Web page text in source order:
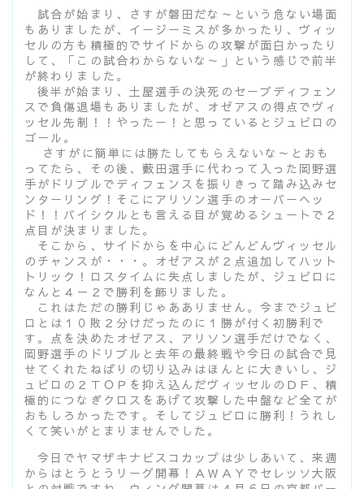
試合が始まり、さすが磐田だな～という危ない場面
もありましたが、イージーミスが多かったり、ヴィッ
セルの方も積極的でサイドからの攻撃が面白かったり
して、「この試合わからないな～」という感じで前半
が終わりました。
後半が始まり、土屋選手の決死のセーブディフェン
スで負傷退場もありましたが、オゼアスの得点でヴィ
ッセル先制！！やったー！と思っているとジュビロの
ゴール。
さすがに簡単には勝たしてもらえないな～とおも
ってたら、その後、藪田選手に代わって入った岡野選
手がドリブルでディフェンスを振りきって踏み込みセ
ンターリング！そこにアリソン選手のオーバーヘッ
ド！！バイシクルとも言える目が覚めるシュートで２
点目が決まりました。
そこから、サイドからを中心にどんどんヴィッセル
のチャンスが・・・。オゼアスが２点追加してハット
トリック！ロスタイムに失点しましたが、ジュビロに
なんと４－２で勝利を飾りました。
これはただの勝利じゃあありません。今までジュビ
ロとは１０敗２分けだったのに１勝が付く初勝利で
す。点を決めたオゼアス、アリソン選手だけでなく、
岡野選手のドリブルと去年の最終戦や今日の試合で見
せてくれたねばりの切り込みはほんとに大きいし、ジ
ュビロの２ＴＯＰを抑え込んだヴィッセルのＤＦ、積
極的につなぎクロスをあげて攻撃した中盤など全てが
おもしろかったです。そしてジュビロに勝利！うれし
くて笑いがとまりませんでした。
今日でヤマザキナビスコカップは少しあいて、来週
からはとうとうリーグ開幕！ＡＷＡＹでセレッソ大阪